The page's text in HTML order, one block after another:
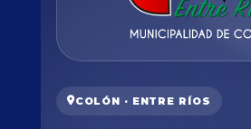
COLÓN · ENTRE RÍOS